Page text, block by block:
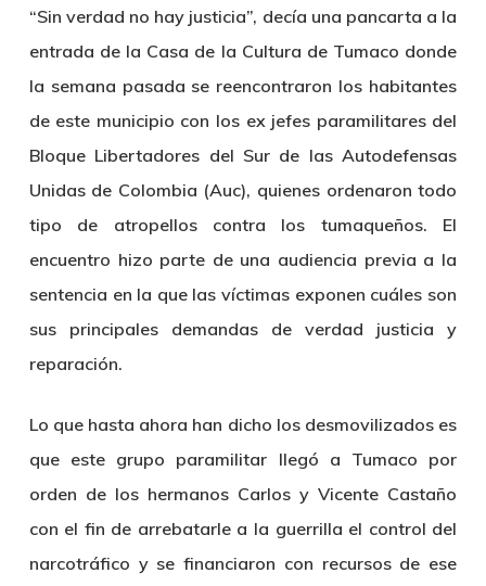
“Sin verdad no hay justicia”, decía una pancarta a la
entrada de la Casa de la Cultura de Tumaco donde
la semana pasada se reencontraron los habitantes
de este municipio con los ex jefes paramilitares del
Bloque Libertadores del Sur de las Autodefensas
Unidas de Colombia (Auc), quienes ordenaron todo
tipo de atropellos contra los tumaqueños. El
encuentro hizo parte de una audiencia previa a la
sentencia en la que las víctimas exponen cuáles son
sus principales demandas de verdad justicia y
reparación.
Lo que hasta ahora han dicho los desmovilizados es
que este grupo paramilitar llegó a Tumaco por
orden de los hermanos Carlos y Vicente Castaño
con el fin de arrebatarle a la guerrilla el control del
narcotráfico y se financiaron con recursos de ese